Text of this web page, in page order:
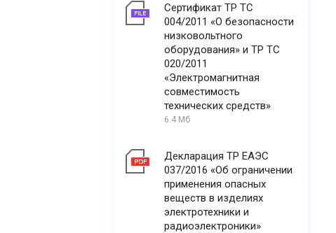
Сертификат ТР ТС
004/2011 «О безопасности
низковольтного
оборудования» и ТР ТС
020/2011
«Электромагнитная
совместимость
технических средств»
6.4 Мб
Декларация ТР ЕАЭС
037/2016 «Об ограничении
применения опасных
веществ в изделиях
электротехники и
радиоэлектроники»